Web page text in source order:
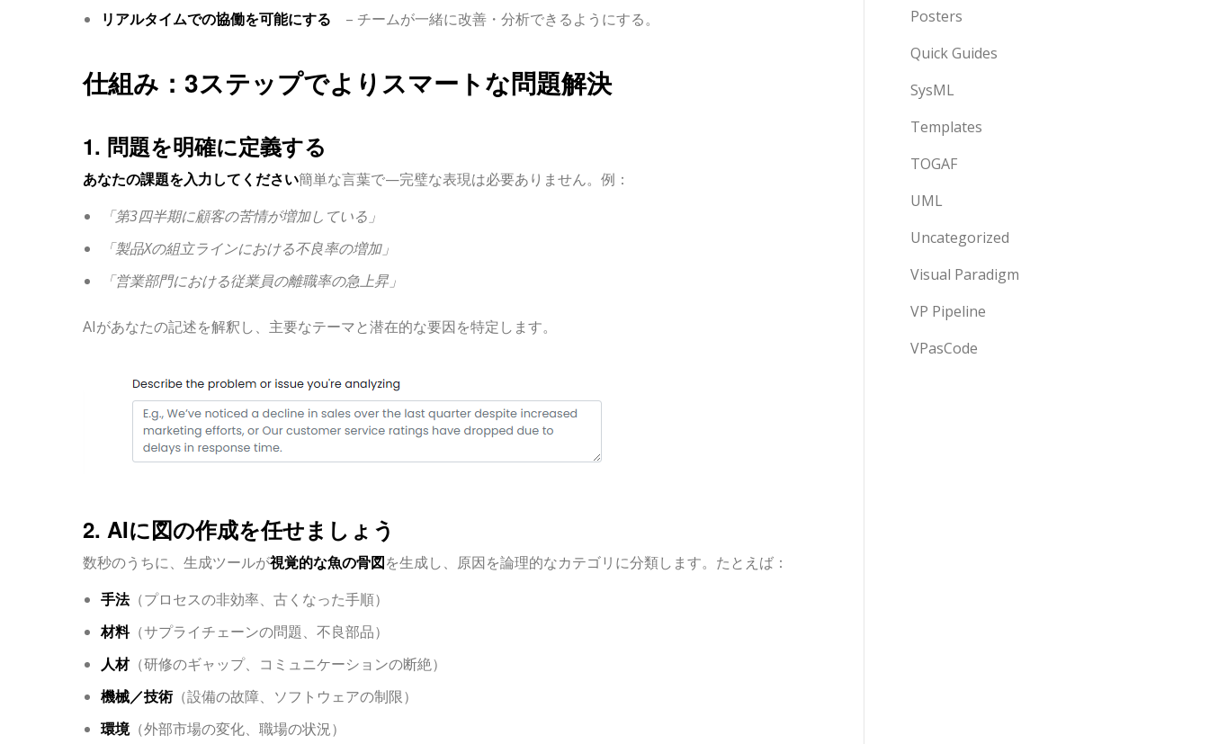
リアルタイムでの協働を可能にする – チームが一緒に改善・分析できるようにする。
仕組み：3ステップでよりスマートな問題解決
1. 問題を明確に定義する
あなたの課題を入力してください簡単な言葉で—完璧な表現は必要ありません。例：
「第3四半期に顧客の苦情が増加している」
「製品Xの組立ラインにおける不良率の増加」
「営業部門における従業員の離職率の急上昇」
AIがあなたの記述を解釈し、主要なテーマと潜在的な要因を特定します。
2. AIに図の作成を任せましょう
数秒のうちに、生成ツールが視覚的な魚の骨図を生成し、原因を論理的なカテゴリに分類します。たとえば：
手法（プロセスの非効率、古くなった手順）
材料（サプライチェーンの問題、不良部品）
人材（研修のギャップ、コミュニケーションの断絶）
機械／技術（設備の故障、ソフトウェアの制限）
環境（外部市場の変化、職場の状況）
Posters
Quick Guides
SysML
Templates
TOGAF
UML
Uncategorized
Visual Paradigm
VP Pipeline
VPasCode